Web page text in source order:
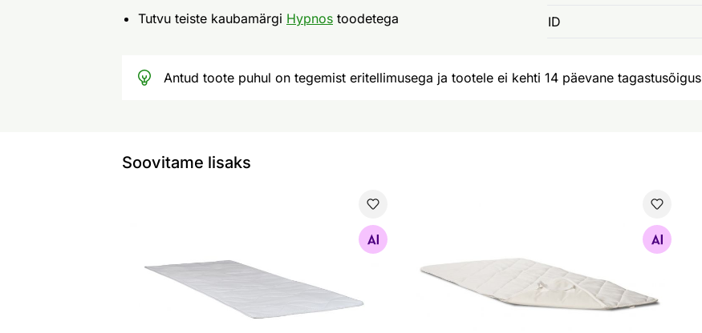
Tutvu teiste kaubamärgi Hypnos toodetega ID
Antud toote puhul on tegemist eritellimusega ja tootele ei kehti 14 päevane tagastusõigus
Soovitame lisaks